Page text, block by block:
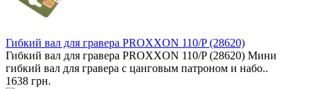
Гибкий вал для гравера PROXXON 110/P (28620)
Гибкий вал для гравера PROXXON 110/P (28620) Мини
гибкий вал для гравера с цанговым патроном и набо..
1638 грн.